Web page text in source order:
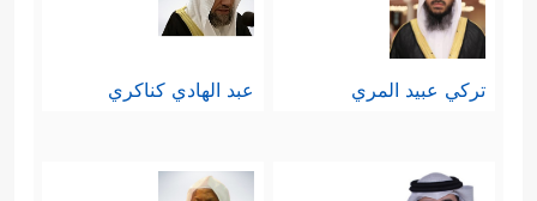
تركي عبيد المري عبد الهادي كناكري